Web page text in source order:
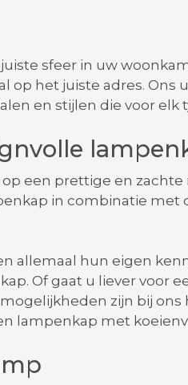
sfeer in uw
op het juiste adres.
en stijlen die voor elk
een prettige en
in combinatie
allemaal hun eigen
Of gaat u liever voor
zijn bij
lampenkap met